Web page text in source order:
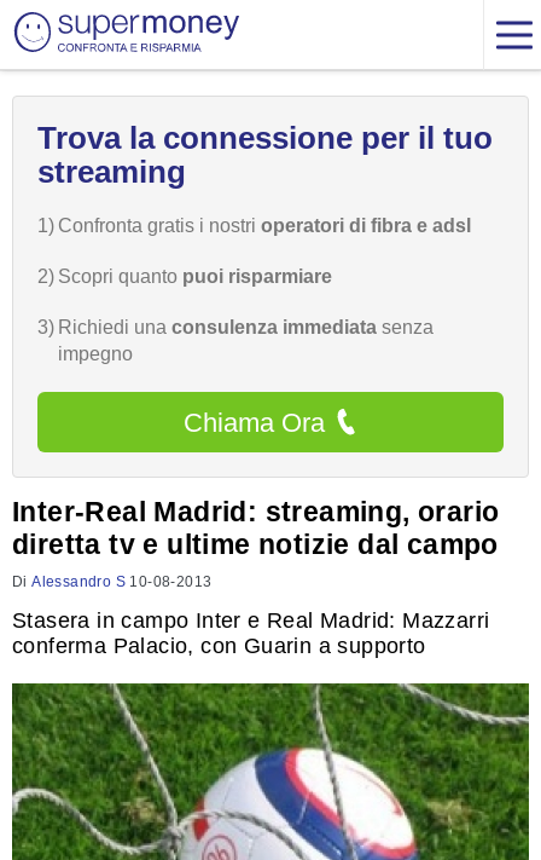
Trova la connessione per il tuo
streaming
1) Confronta gratis i nostri operatori di fibra e adsl
2) Scopri quanto puoi risparmiare
3) Richiedi una consulenza immediata senza
impegno
Chiama Ora
Inter-Real Madrid: streaming, orario
diretta tv e ultime notizie dal campo
DiAlessandro S 10-08-2013
Stasera in campo Inter e Real Madrid: Mazzarri
conferma Palacio, con Guarin a supporto